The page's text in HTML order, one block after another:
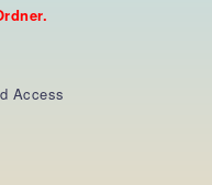
Access